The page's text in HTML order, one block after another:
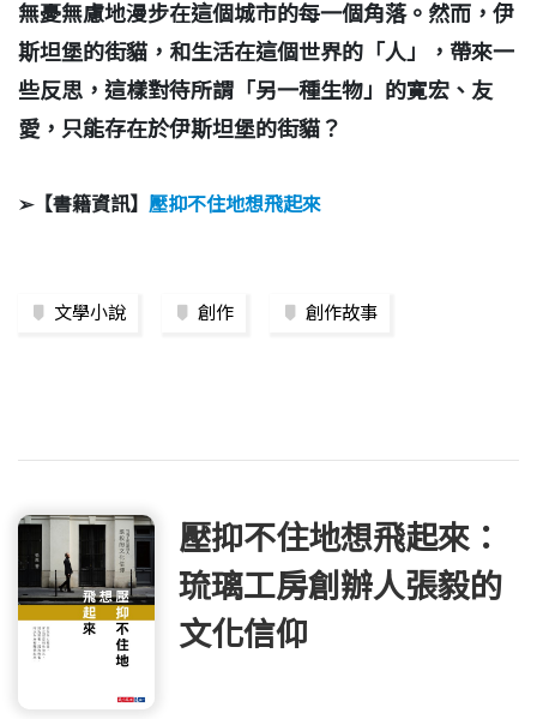
無憂無慮地漫步在這個城市的每一個角落。然而，伊
斯坦堡的街貓，和生活在這個世界的「人」，帶來一
些反思，這樣對待所謂「另一種生物」的寛宏、友
愛，只能存在於伊斯坦堡的街貓？
➢【書籍資訊】 壓抑不住地想飛起來
文學小說 創作 創作故事
壓抑不住地想飛起來：
琉璃工房創辦人張毅的
文化信仰